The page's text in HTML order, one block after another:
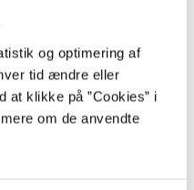
og optimering af
tid ændre eller
klikke på ”Cookies” i
om de anvendte